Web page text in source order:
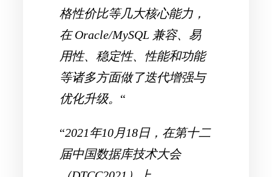
格性价比等几大核心能力，
在 Oracle/MySQL 兼容、易
用性、稳定性、性能和功能
等诸多方面做了迭代增强与
优化升级。 “
“2021年10月18日，在第十二
届中国数据库技术大会